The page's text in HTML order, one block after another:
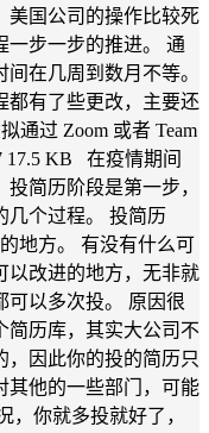
美国公司的操作比较死
一步一步的推进。 通
在几周到数月不等。
都有了些更改，主要还
通过 Zoom 或者 Team
17.5 KB 在疫情期间
简历阶段是第一步，
几个过程。 投简历
地方。 有没有什么可
以改进的地方，无非就
可以多次投。 原因很
简历库，其实大公司不
，因此你的投的简历只
其他的一些部门，可能
，你就多投就好了，